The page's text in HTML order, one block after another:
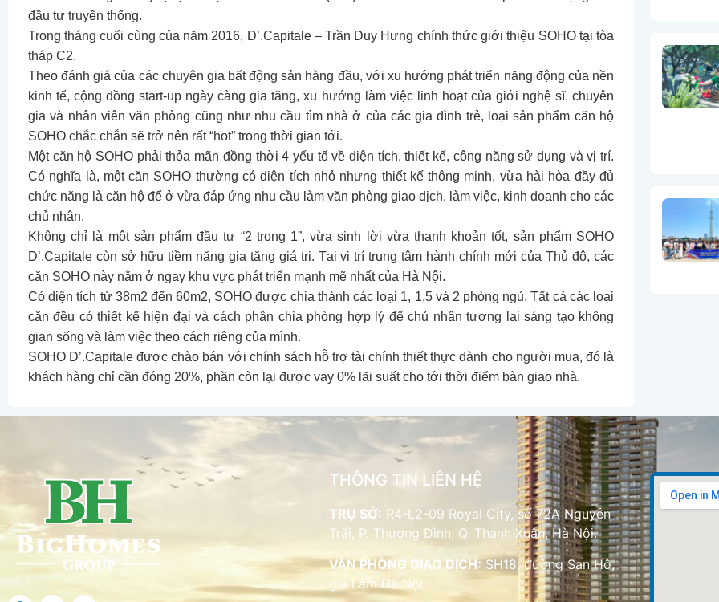
đầu tư truyền thống.
Trong tháng cuối cùng của năm 2016, D’.Capitale – Trần Duy Hưng chính thức giới thiệu SOHO tại tòa
tháp C2.
Theo đánh giá của các chuyên gia bất động sản hàng đầu, với xu hướng phát triển năng động của nền
kinh tế, cộng đồng start-up ngày càng gia tăng, xu hướng làm việc linh hoạt của giới nghệ sĩ, chuyên
gia và nhân viên văn phòng cũng như nhu cầu tìm nhà ở của các gia đình trẻ, loại sản phẩm căn hộ
SOHO chắc chắn sẽ trở nên rất “hot” trong thời gian tới.
Một căn hộ SOHO phải thỏa mãn đồng thời 4 yếu tố về diện tích, thiết kế, công năng sử dụng và vị trí.
Có nghĩa là, một căn SOHO thường có diện tích nhỏ nhưng thiết kế thông minh, vừa hài hòa đầy đủ
chức năng là căn hộ để ở vừa đáp ứng nhu cầu làm văn phòng giao dịch, làm việc, kinh doanh cho các
chủ nhân.
Không chỉ là một sản phẩm đầu tư “2 trong 1”, vừa sinh lời vừa thanh khoản tốt, sản phẩm SOHO
D’.Capitale còn sở hữu tiềm năng gia tăng giá trị. Tại vị trí trung tâm hành chính mới của Thủ đô, các
căn SOHO này nằm ở ngay khu vực phát triển mạnh mẽ nhất của Hà Nội.
Có diện tích từ 38m2 đến 60m2, SOHO được chia thành các loại 1, 1,5 và 2 phòng ngủ. Tất cả các loại
căn đều có thiết kế hiện đại và cách phân chia phòng hợp lý để chủ nhân tương lai sáng tạo không
gian sống và làm việc theo cách riêng của mình.
SOHO D’.Capitale được chào bán với chính sách hỗ trợ tài chính thiết thực dành cho người mua, đó là
khách hàng chỉ cần đóng 20%, phần còn lại được vay 0% lãi suất cho tới thời điểm bàn giao nhà.
THÔNG TIN LIÊN HỆ
TRỤ SỞ: R4-L2-09 Royal City, số 72A Nguyễn
Trãi, P. Thượng Đình, Q. Thanh Xuân, Hà Nội.
VĂN PHÒNG GIAO DỊCH: SH18, đường San Hô,
gia Lâm Hà Nội